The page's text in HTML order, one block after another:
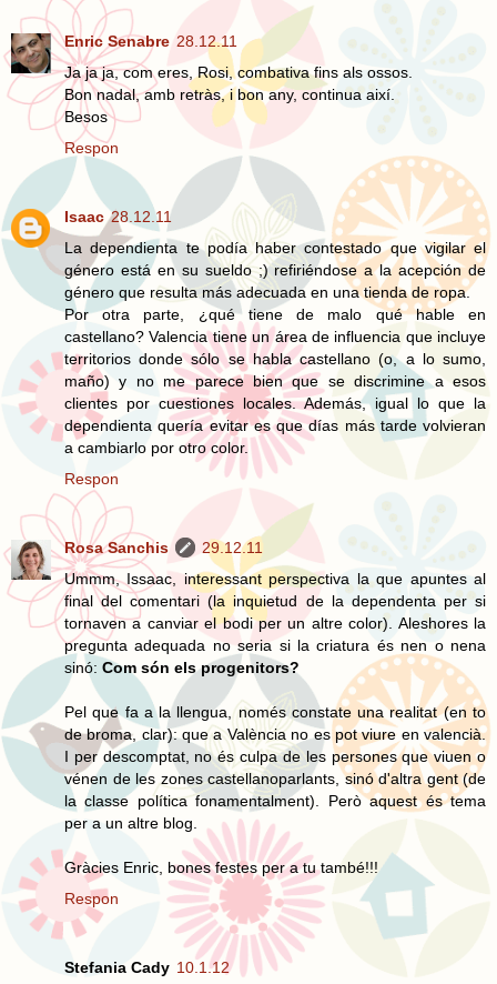
Enric Senabre 28.12.11
Ja ja ja, com eres, Rosi, combativa fins als ossos.
Bon nadal, amb retràs, i bon any, continua així.
Besos
Respon
Isaac 28.12.11
La dependienta te podía haber contestado que vigilar el
género está en su sueldo ;) refiriéndose a la acepción de
género que resulta más adecuada en una tienda de ropa.
Por otra parte, ¿qué tiene de malo qué hable en
castellano? Valencia tiene un área de influencia que incluye
territorios donde sólo se habla castellano (o, a lo sumo,
maño) y no me parece bien que se discrimine a esos
clientes por cuestiones locales. Además, igual lo que la
dependienta quería evitar es que días más tarde volvieran
a cambiarlo por otro color.
Respon
Rosa Sanchis
29.12.11
Ummm, Issaac, interessant perspectiva la que apuntes al
final del comentari (la inquietud de la dependenta per si
tornaven a canviar el bodi per un altre color). Aleshores la
pregunta adequada no seria si la criatura és nen o nena
sinó: Com són els progenitors?
Pel que fa a la llengua, només constate una realitat (en to
de broma, clar): que a València no es pot viure en valencià.
I per descomptat, no és culpa de les persones que viuen o
vénen de les zones castellanoparlants, sinó d'altra gent (de
la classe política fonamentalment). Però aquest és tema
per a un altre blog.
Gràcies Enric, bones festes per a tu també!!!
Respon
Stefania Cady 10.1.12